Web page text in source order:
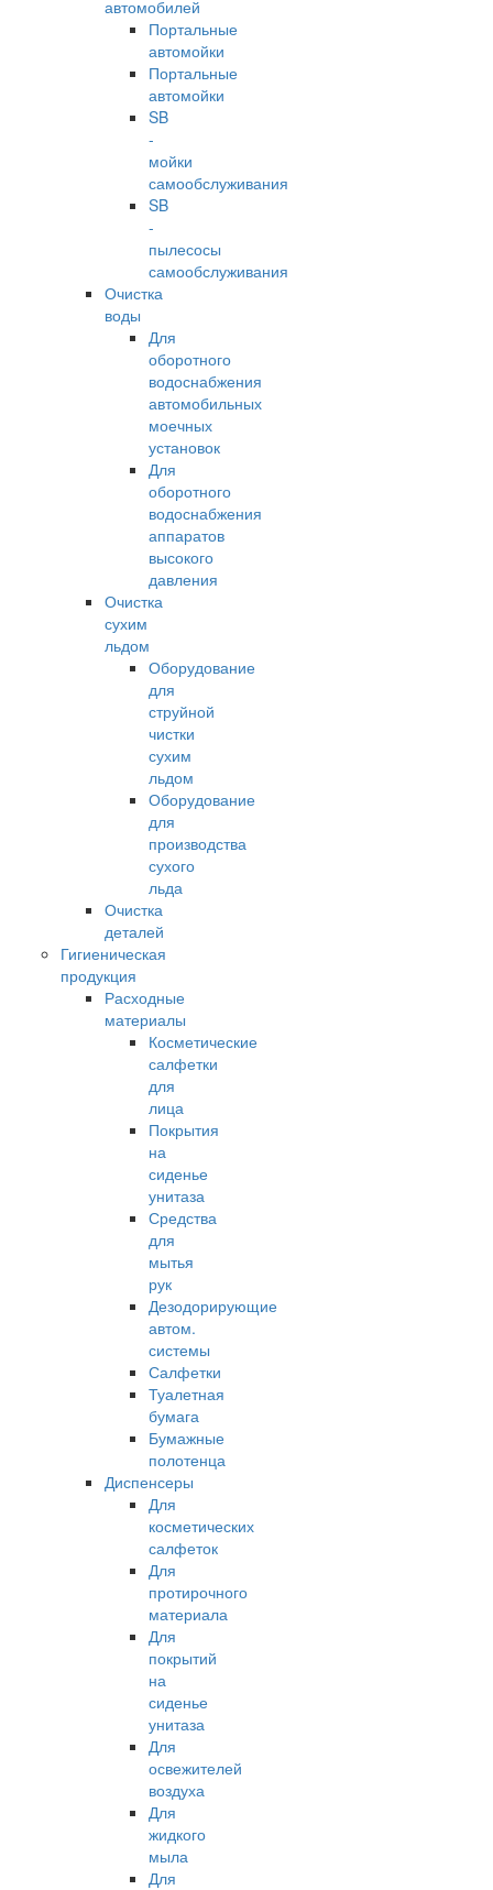
автомобилей
Портальные
автомойки
Портальные
автомойки
SB
-
мойки
самообслуживания
SB
-
пылесосы
самообслуживания
Очистка
воды
Для
оборотного
водоснабжения
автомобильных
моечных
установок
Для
оборотного
водоснабжения
аппаратов
высокого
давления
Очистка
сухим
льдом
Оборудование
для
струйной
чистки
сухим
льдом
Оборудование
для
производства
сухого
льда
Очистка
деталей
Гигиеническая
продукция
Расходные
материалы
Косметические
салфетки
для
лица
Покрытия
на
сиденье
унитаза
Средства
для
мытья
рук
Дезодорирующие
автом.
системы
Салфетки
Туалетная
бумага
Бумажные
полотенца
Диспенсеры
Для
косметических
салфеток
Для
протирочного
материала
Для
покрытий
на
сиденье
унитаза
Для
освежителей
воздуха
Для
жидкого
мыла
Для